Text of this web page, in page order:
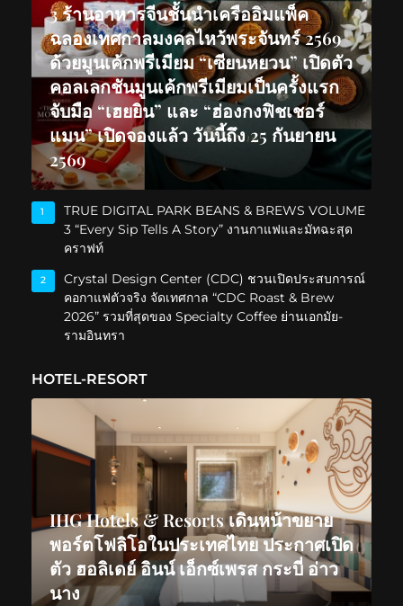
3 ร้านอาหารจีนชั้นนำเครืออิมแพ็ค
ฉลองเทศกาลมงคลไหว้พระจันทร์ 2569
ด้วยมูนเค้กพรีเมียม “เซียนหยวน” เปิดตัว
คอลเลกชันมูนเค้กพรีเมียมเป็นครั้งแรก
จับมือ “เฮยยิน” และ “ฮ่องกงฟิชเชอร์
แมน” เปิดจองแล้ว วันนี้ถึง 25 กันยายน
2569
1
TRUE DIGITAL PARK BEANS & BREWS VOLUME
3 “Every Sip Tells A Story” งานกาแฟและมัทฉะสุด
คราฟท์
2
Crystal Design Center (CDC) ชวนเปิดประสบการณ์
คอกาแฟตัวจริง จัดเทศกาล “CDC Roast & Brew
2026” รวมที่สุดของ Specialty Coffee ย่านเอกมัย-
รามอินทรา
HOTEL-RESORT
IHG Hotels & Resorts เดินหน้าขยาย
พอร์ตโฟลิโอในประเทศไทย ประกาศเปิด
ตัว ฮอลิเดย์ อินน์ เอ็กซ์เพรส กระบี่ อ่าว
นาง